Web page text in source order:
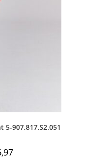
5-907.817.S2.051